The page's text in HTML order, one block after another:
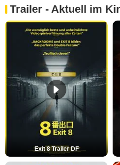
Trailer - Aktuell im
Exit 8 Trailer DF